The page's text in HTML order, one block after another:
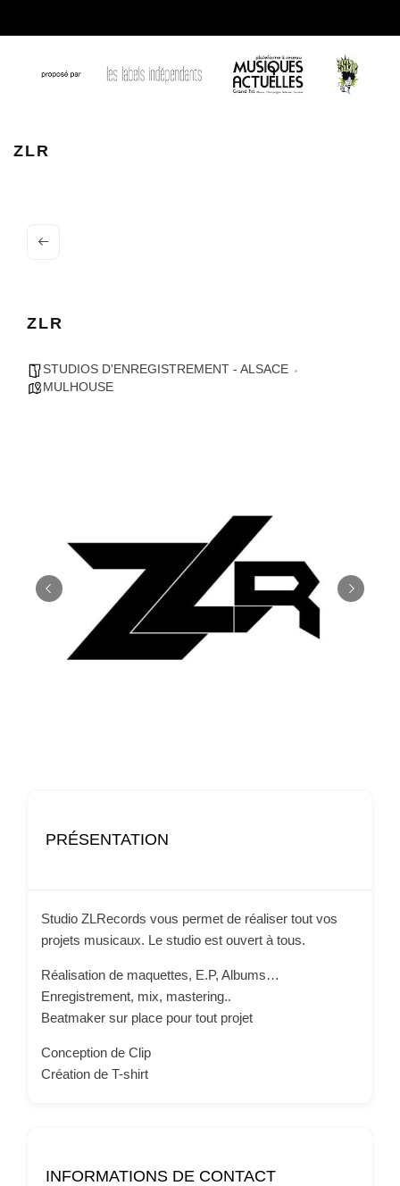
ZLR
ZLR
STUDIOS D'ENREGISTREMENT - ALSACE
MULHOUSE
PRÉSENTATION
Studio ZLRecords vous permet de réaliser tout vos
projets musicaux. Le studio est ouvert à tous.
Réalisation de maquettes, E.P, Albums…
Enregistrement, mix, mastering..
Beatmaker sur place pour tout projet
Conception de Clip
Création de T-shirt
INFORMATIONS DE CONTACT